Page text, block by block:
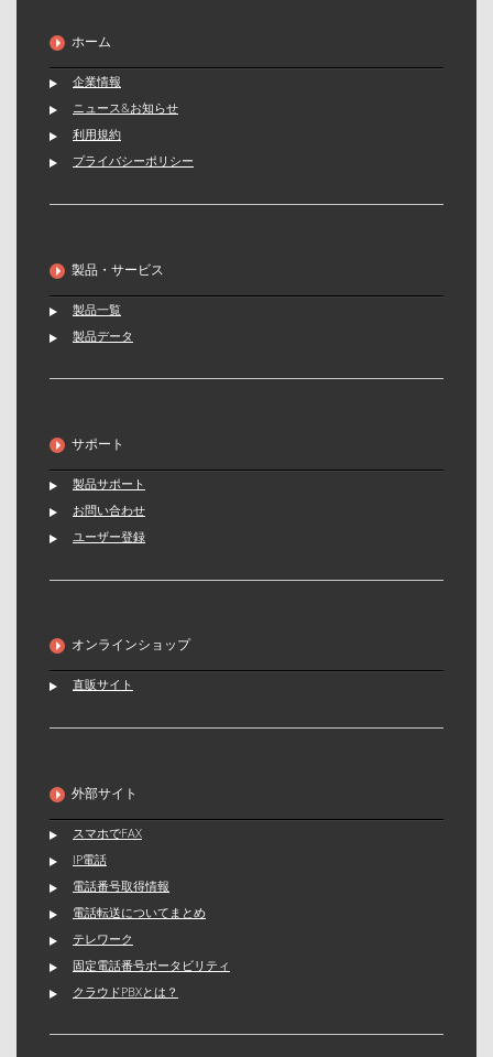
ホーム
企業情報
ニュース&お知らせ
利用規約
プライバシーポリシー
製品・サービス
製品一覧
製品データ
サポート
製品サポート
お問い合わせ
ユーザー登録
オンラインショップ
直販サイト
外部サイト
スマホでFAX
IP電話
電話番号取得情報
電話転送についてまとめ
テレワーク
固定電話番号ポータビリティ
クラウドPBXとは？